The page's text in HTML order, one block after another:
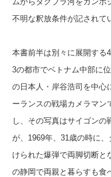
不明な釈放条件が記されて
本書前半は別々に展開する
3の都市でベトナム中部に
の日本人・岸谷浩司を中心
ーランスの戦場カメラマン
し、その写真はサイゴンの
が、1969年、31歳の時に
けられた爆弾で両脚切断と
の静岡で両親と暮らすも食